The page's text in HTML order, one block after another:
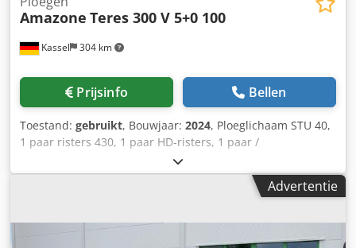
Kassel 304 km
Amazone Teres 300 V 5+0 100
Prijsinfo Bellen
Toestand: gebruikt, Bouwjaar: 2024, Ploeglichaam STU 40,
1 paar risters 430, 1 paar HD-risters, 1 paar /
voorschoffelsteel voor framehoogte 80 voor hydraulische
overbelastingsbeveiliging voorschoffel M2, 1 paar /
schijfkouterhouder schijfkouter D 500 gekarteld
Udysx Aaiekr
Advertentie